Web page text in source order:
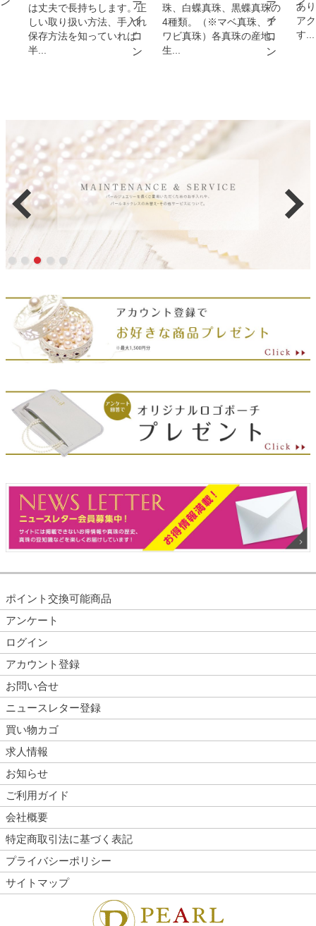
は丈夫で長持ちします。正
しい取り扱い方法、手入れ
保存方法を知っていれば
半...
珠、白蝶真珠、黒蝶真珠の
4種類。（※マベ真珠、ア
ワビ真珠）各真珠の産地、
生...
あ
ア
す...
ポイント交換可能商品
アンケート
ログイン
アカウント登録
お問い合せ
ニュースレター登録
買い物カゴ
求人情報
お知らせ
ご利用ガイド
会社概要
特定商取引法に基づく表記
プライバシーポリシー
サイトマップ